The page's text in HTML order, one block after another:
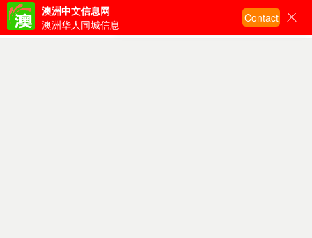
澳洲中文信息网
澳洲华人同城信息
Contact